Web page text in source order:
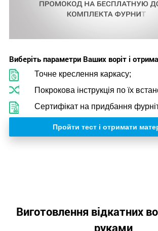
Виберіть параметри Ваших воріт і
Точне креслення каркасу;
Покрокова інструкція по їх
Сертифікат на придбання
Пройти тест і отримати
Виготовлення відкатних
руками